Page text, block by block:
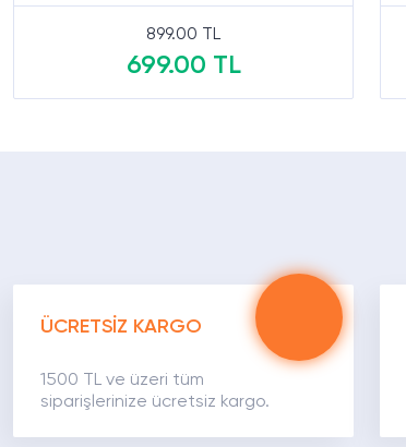
899.00 TL
699.00 TL
ÜCRETSİZ KARGO
1500 TL ve üzeri tüm
siparişlerinize ücretsiz kargo.